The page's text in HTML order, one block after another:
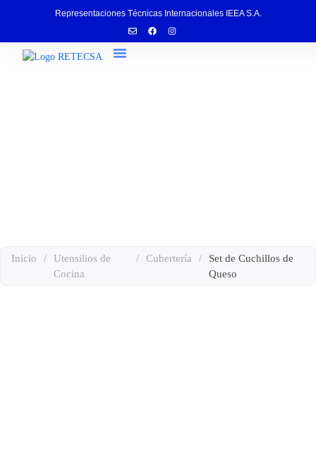
Representaciones Técnicas Internacionales IEEA S.A.
Inicio /
Utensilios de
Cocina
/ Cubertería /
Set de Cuchillos de
Queso